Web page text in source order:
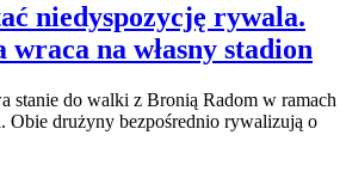
niedyspozycję rywala.
wraca na własny stadion
stanie do walki z Bronią Radom w ramach
Obie drużyny bezpośrednio rywalizują o